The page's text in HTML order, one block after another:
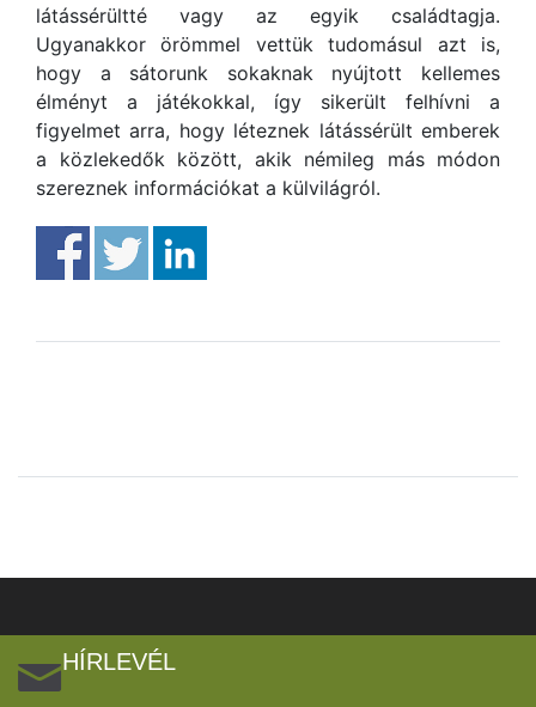
látássérültté vagy az egyik családtagja.
Ugyanakkor örömmel vettük tudomásul azt is,
hogy a sátorunk sokaknak nyújtott kellemes
élményt a játékokkal, így sikerült felhívni a
figyelmet arra, hogy léteznek látássérült emberek
a közlekedők között, akik némileg más módon
szereznek információkat a külvilágról.
HÍRLEVÉL